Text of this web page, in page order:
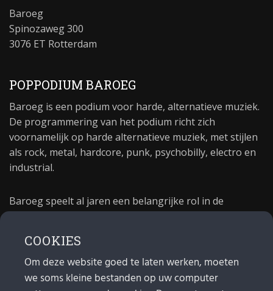
Baroeg
Spinozaweg 300
3076 ET Rotterdam
POPPODIUM BAROEG
Baroeg is een podium voor harde, alternatieve muziek.
De programmering van het podium richt zich
voornamelijk op harde alternatieve muziek, met stijlen
als rock, metal, hardcore, punk, psychobilly, electro en
industrial.
Baroeg speelt al jaren een belangrijke rol in de
poppodium 40 jaar.
MAIL
COOKIES
Om deze website goed te laten werken, moeten
we soms kleine bestanden op uw computer